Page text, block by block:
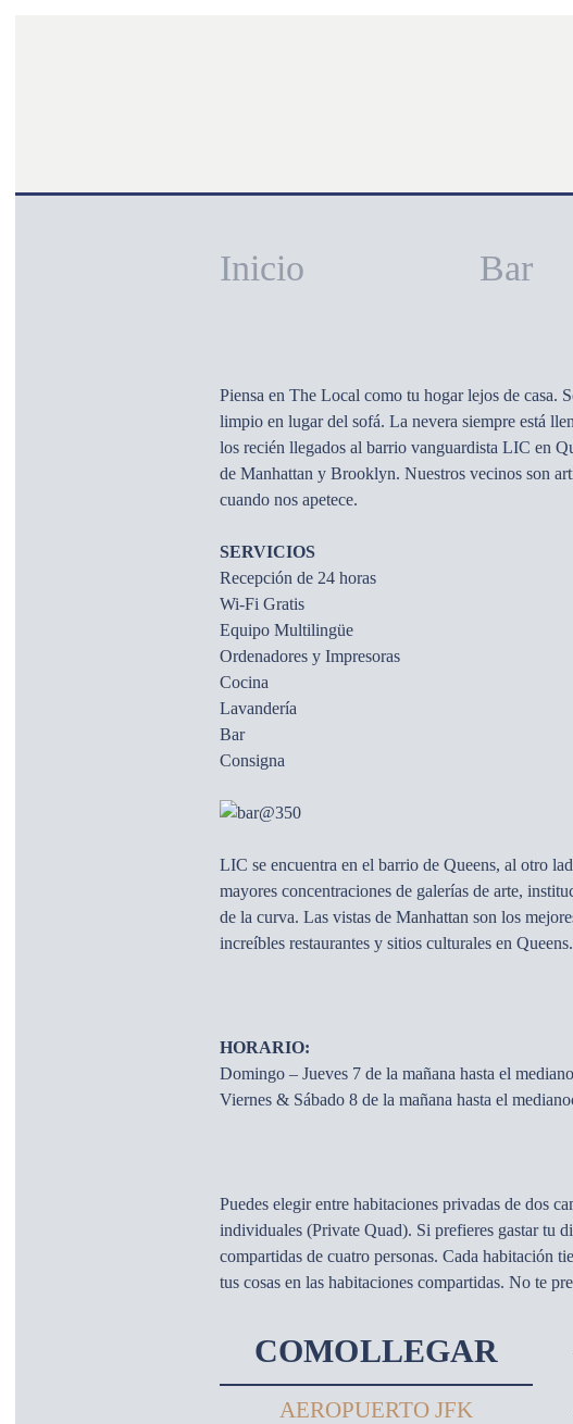
Inicio Bar
Piensa en The Local como tu hogar lejos de casa.
limpio en lugar del sofá. La nevera siempre está
los recién llegados al barrio vanguardista LIC en
de Manhattan y Brooklyn. Nuestros vecinos son
cuando nos apetece.
SERVICIOS
Recepción de 24 horas
Wi-Fi Gratis
Equipo Multilingüe
Ordenadores y Impresoras
Cocina
Lavandería
Bar
Consigna
LIC se encuentra en el barrio de Queens, al otro
mayores concentraciones de galerías de arte,
de la curva. Las vistas de Manhattan son los
increíbles restaurantes y sitios culturales en Queens.
HORARIO:
Domingo – Jueves 7 de la mañana hasta el
Viernes & Sábado 8 de la mañana hasta el
Puedes elegir entre habitaciones privadas de dos
individuales (Private Quad). Si prefieres gastar tu
compartidas de cuatro personas. Cada habitación
tus cosas en las habitaciones compartidas. No te
COMO LLEGAR
AEROPUERTO JFK